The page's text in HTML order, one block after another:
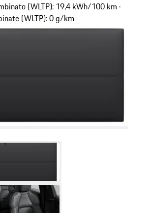
(WLTP): 19,4 kWh/100 km ·
(WLTP): 0 g/km